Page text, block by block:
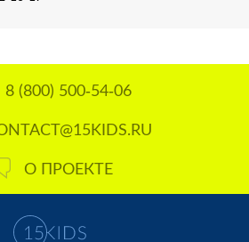
8 (800) 500-54-06
О ПРОЕКТЕ